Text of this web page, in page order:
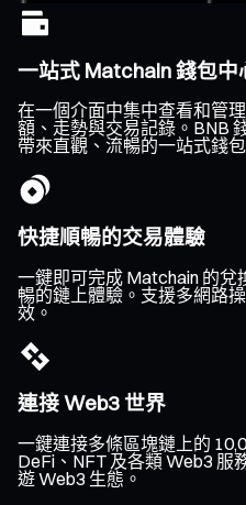
一站式 Matchain 錢包中
在一個介面中集中查看和管
額、走勢與交易記錄。BNB
帶來直觀、流暢的一站式錢
快捷順暢的交易體驗
一鍵即可完成 Matchain 的
暢的鏈上體驗。支援多網路
效。
連接 Web3 世界
一鍵連接多條區塊鏈上的
DeFi、NFT 及各類 Web3 服
遊 Web3 生態。